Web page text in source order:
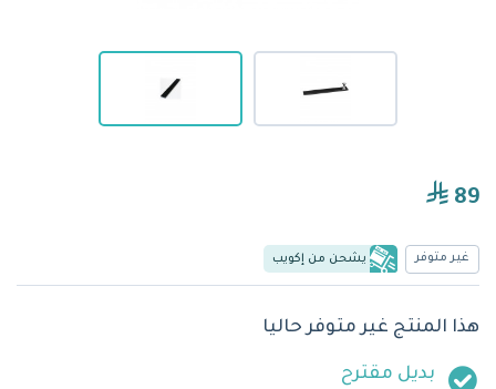
89
غير متوفر يشحن من إكويب
هذا المنتج غير متوفر حاليا
بديل مقترح